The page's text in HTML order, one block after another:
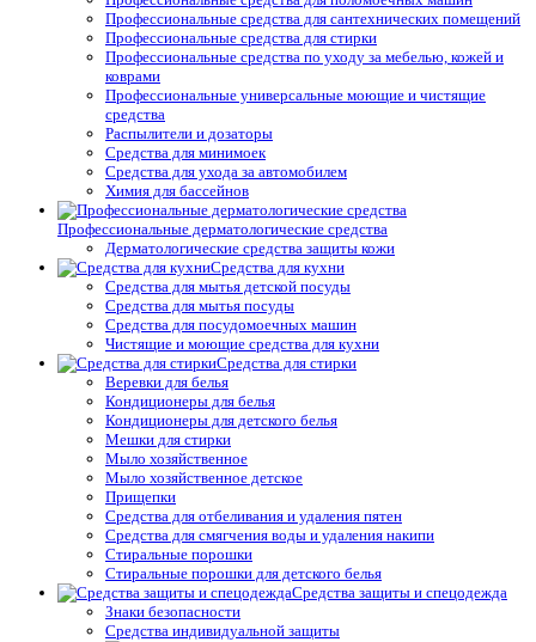
Профессиональные средства для сантехнических помещений
Профессиональные средства для стирки
Профессиональные средства по уходу за мебелью, кожей и
коврами
Профессиональные универсальные моющие и чистящие
средства
Распылители и дозаторы
Средства для минимоек
Средства для ухода за автомобилем
Химия для бассейнов
Профессиональные дерматологические средства
Дерматологические средства защиты кожи
Средства для кухни
Средства для мытья детской посуды
Средства для мытья посуды
Средства для посудомоечных машин
Чистящие и моющие средства для кухни
Средства для стирки
Веревки для белья
Кондиционеры для белья
Кондиционеры для детского белья
Мешки для стирки
Мыло хозяйственное
Мыло хозяйственное детское
Прищепки
Средства для отбеливания и удаления пятен
Средства для смягчения воды и удаления накипи
Стиральные порошки
Стиральные порошки для детского белья
Средства защиты и спецодежда
Знаки безопасности
Средства индивидуальной защиты